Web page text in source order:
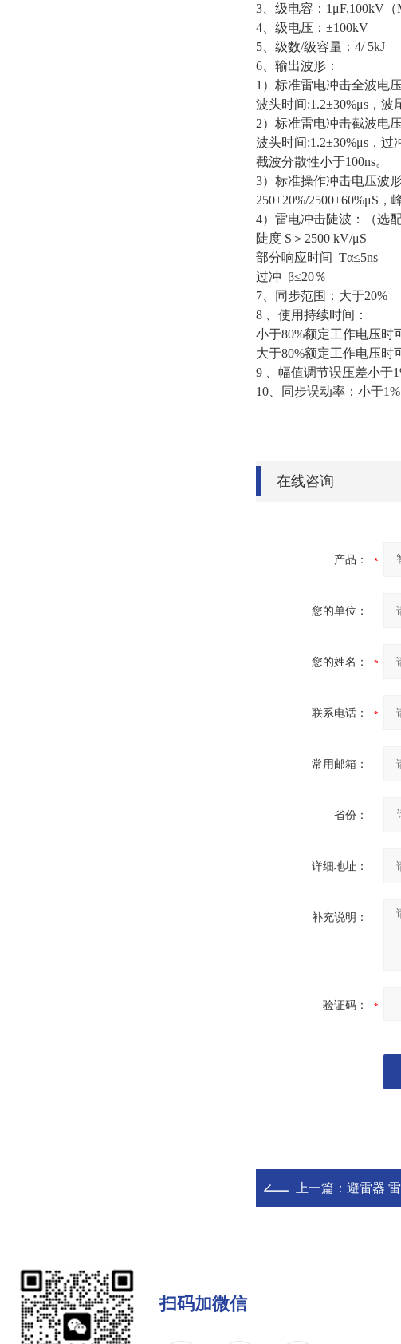
3、级电容：1μF,100kV
4、级电压：±100kV
5、级数/级容量：4/ 5kJ
6、输出波形：
1）标准雷电冲击全波电
波头时间:1.2±30%μs，波
2）标准雷电冲击截波电
波头时间:1.2±30%μs，
截波分散性小于100ns。
3）标准操作冲击电压波
250±20%/2500±60%μS，
4）雷电冲击陡波：（选配
陡度 S＞2500 kV/μS
部分响应时间 Tα≤5ns
过冲 β≤20％
7、同步范围：大于20%
8 、使用持续时间：
小于80%额定工作电压时
大于80%额定工作电压时
9 、幅值调节误压差小于
10、同步误动率：小于1%
在线咨询
产品：
您的单位：
您的姓名：
联系电话：
常用邮箱：
省份：
详细地址：
补充说明：
验证码：
上一篇： 避雷器
扫码加微信